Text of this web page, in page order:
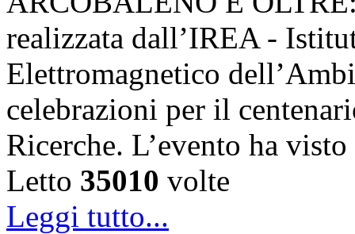
realizzata dall’IREA -
Elettromagnetico
celebrazioni per il
Ricerche. L’evento ha
Letto 35010 volte
Leggi tutto...